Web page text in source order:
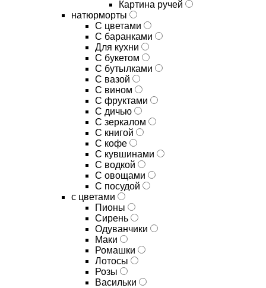
Картина ручей
натюрморты
С цветами
С баранками
Для кухни
C букетом
C бутылками
C вазой
C вином
C фруктами
C дичью
C зеркалом
C книгой
C кофе
C кувшинами
C водкой
C овощами
C посудой
с цветами
Пионы
Сирень
Одуванчики
Маки
Ромашки
Лотосы
Розы
Васильки